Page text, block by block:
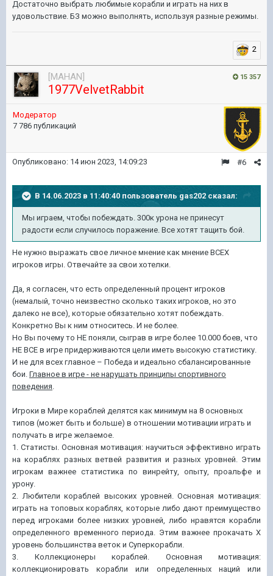
Достаточно выбрать любимые корабли и играть на них в
удовольствие. БЗ можно выполнять, используя разные режимы.
2
15 357
[MAHAN]
1977VelvetRabbit
Модератор
7 786 публикаций
#6
Опубликовано: 14 июн 2023, 14:09:23
В 14.06.2023 в 11:40:40 пользователь gas202 сказал:
Мы играем, чтобы побеждать. 300к урона не принесут
радости если случилось поражение. Все хотят тащить бой.
Не нужно выражать свое личное мнение как мнение ВСЕХ
игроков игры. Отвечайте за свои хотелки.
Да, я согласен, что есть определенный процент игроков
(немалый, точно неизвестно сколько таких игроков, но это
далеко не все), которые обязательно хотят побеждать.
Конкретно Вы к ним относитесь. И не более.
Но Вы почему то НЕ поняли, сыграв в игре более 10.000 боев, что
НЕ ВСЕ в игре придерживаются цели иметь высокую статистику.
И не для всех главное – Победа и идеально сбалансированные
бои. Главное в игре - не нарушать принципы спортивного
поведения.
Игроки в Мире кораблей делятся как минимум на 8 основных
типов (может быть и больше) в отношении мотивации играть и
получать в игре желаемое.
1. Статисты. Основная мотивация: научиться эффективно играть
на кораблях разных ветвей развития и разных уровней. Этим
игрокам важнее статистика по винрейту, опыту, проальфе и
урону.
2. Любители кораблей высоких уровней. Основная мотивация:
играть на топовых кораблях, которые либо дают преимущество
перед игроками более низких уровней, либо нравятся корабли
определенного временного периода. Этим важнее прокачать X
уровень большинства веток и Суперкорабли.
3. Коллекционеры кораблей. Основная мотивация:
коллекционировать корабли или определенных наций или